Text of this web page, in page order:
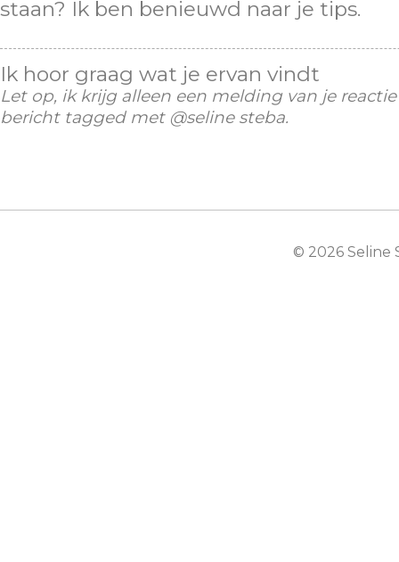
staan? Ik ben benieuwd naar je tips.
Ik hoor graag wat je ervan vindt
Let op, ik krijg alleen een melding van je
bericht tagged met @seline steba.
© 2026 Seline